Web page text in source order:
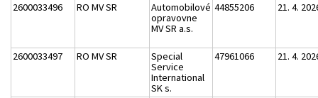
2600033496 RO MV SR
Automobilové
opravovne
MV SR a.s.
44855206 21. 4.
2600033497 RO MV SR
Special
Service
International
SK s.
47961066 21. 4.